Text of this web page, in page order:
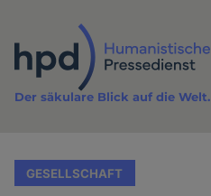
Inhalt
Der säkulare Blick auf die Welt.
GESELLSCHAFT